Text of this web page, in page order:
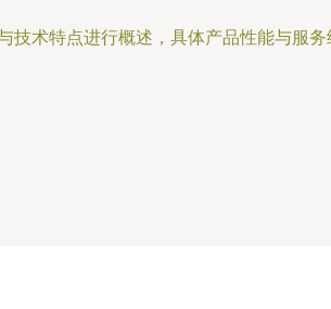
技术特点进行概述，具体产品性能与服